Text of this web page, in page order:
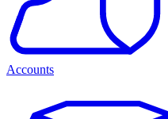
Accounts